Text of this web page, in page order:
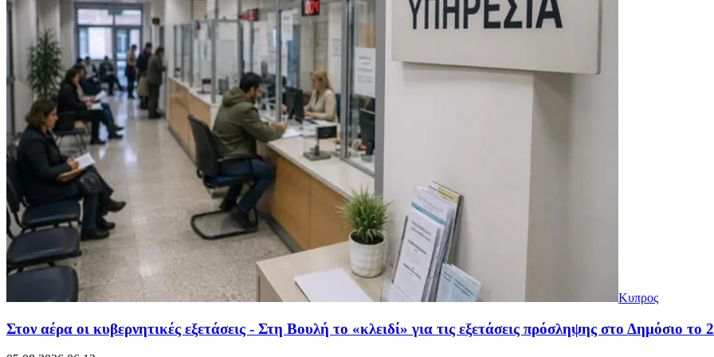
Κυπρος
Στον αέρα οι κυβερνητικές εξετάσεις - Στη Βουλή το «κλειδί» για τις εξετάσεις πρόσληψης στο Δημόσιο το